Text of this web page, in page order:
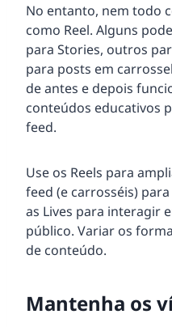
No entanto, nem todo
como Reel. Alguns
para Stories, outros
para posts em
de antes e depois
conteúdos educativos
feed.
Use os Reels para
feed (e carrosséis)
as Lives para interagir
público. Variar os
de conteúdo.
Mantenha os